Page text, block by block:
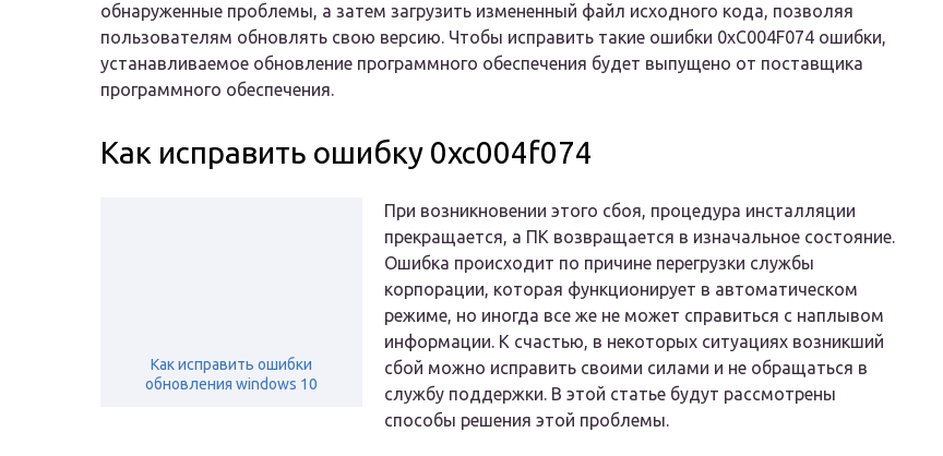
обнаруженные проблемы, а затем загрузить измененный файл исходного кода, позволяя
пользователям обновлять свою версию. Чтобы исправить такие ошибки 0xC004F074 ошибки,
устанавливаемое обновление программного обеспечения будет выпущено от поставщика
программного обеспечения.
Как исправить ошибку 0xc004f074
Как исправить ошибки
обновления windows 10
При возникновении этого сбоя, процедура инсталляции
прекращается, а ПК возвращается в изначальное состояние.
Ошибка происходит по причине перегрузки службы
корпорации, которая функционирует в автоматическом
режиме, но иногда все же не может справиться с наплывом
информации. К счастью, в некоторых ситуациях возникший
сбой можно исправить своими силами и не обращаться в
службу поддержки. В этой статье будут рассмотрены
способы решения этой проблемы.